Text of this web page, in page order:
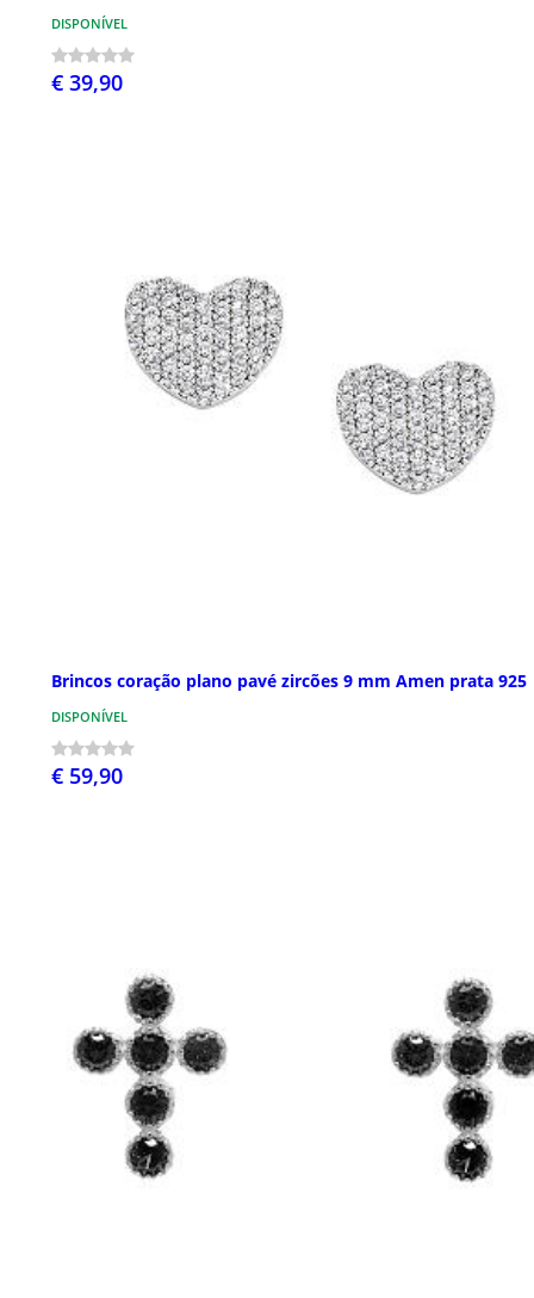
DISPONÍVEL
€ 39,90
Brincos coração plano pavé zircões 9 mm Amen prata 925
DISPONÍVEL
€ 59,90